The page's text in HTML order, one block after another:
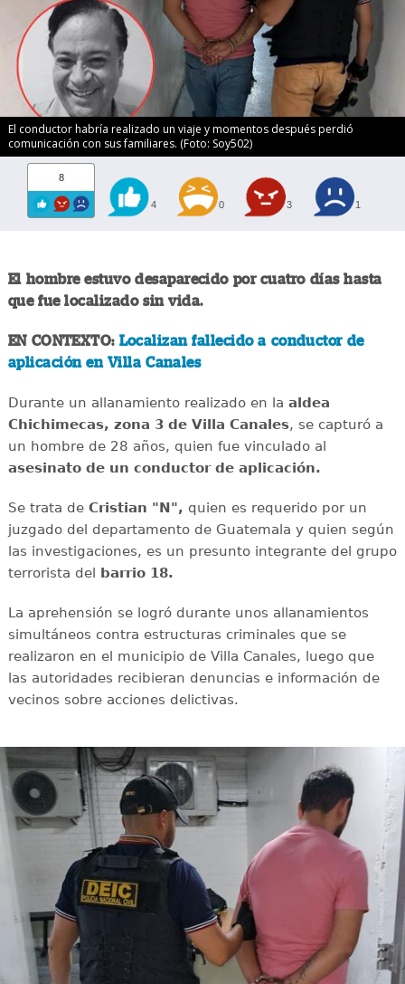
El conductor habría realizado un viaje y momentos después perdió
comunicación con sus familiares. (Foto: Soy502)
8
4 0 3 1
El hombre estuvo desaparecido por cuatro días hasta
que fue localizado sin vida.
EN CONTEXTO:Localizan fallecido a conductor de
aplicación en Villa Canales
Durante un allanamiento realizado en la aldea
Chichimecas, zona 3 de Villa Canales, se capturó a
un hombre de 28 años, quien fue vinculado al
asesinato de un conductor de aplicación.
Se trata de Cristian "N", quien es requerido por un
juzgado del departamento de Guatemala y quien según
las investigaciones, es un presunto integrante del grupo
terrorista del barrio 18.
La aprehensión se logró durante unos allanamientos
simultáneos contra estructuras criminales que se
realizaron en el municipio de Villa Canales, luego que
las autoridades recibieran denuncias e información de
vecinos sobre acciones delictivas.